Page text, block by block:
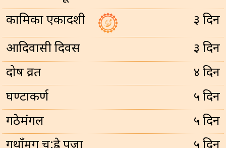
कामिका एकादशी
३ दिन
आदिवासी दिवस
३ दिन
प्रदोष व्रत
४ दिन
घण्टाकर्ण
५ दिन
गठेमंगल
५ दिन